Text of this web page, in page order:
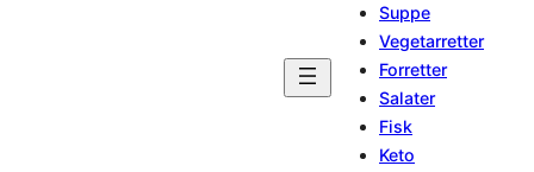
Suppe
Vegetarretter
Forretter
Salater
Fisk
Keto